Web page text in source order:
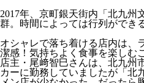
2017年、京町銀天街内「北九州
群。時間によっては行列ができ
オシャレで落ち着ける店内は、
潔感！気持ちよく食事を楽しむ
店主・尾﨑智巳さんは、北九州
カーに勤務していましたが「北